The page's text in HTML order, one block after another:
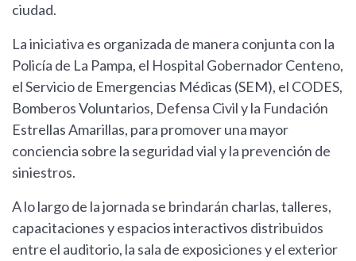
ciudad.
La iniciativa es organizada de manera conjunta con la
Policía de La Pampa, el Hospital Gobernador Centeno,
el Servicio de Emergencias Médicas (SEM), el CODES,
Bomberos Voluntarios, Defensa Civil y la Fundación
Estrellas Amarillas, para promover una mayor
conciencia sobre la seguridad vial y la prevención de
siniestros.
A lo largo de la jornada se brindarán charlas, talleres,
capacitaciones y espacios interactivos distribuidos
entre el auditorio, la sala de exposiciones y el exterior